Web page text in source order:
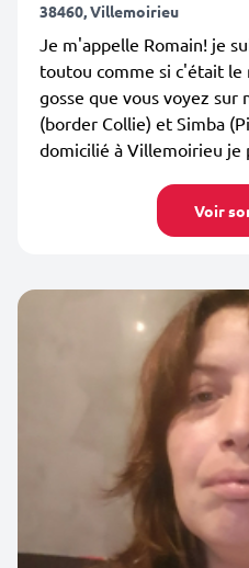
38460, Villemoirieu
Je m'appelle Romain! je
toutou comme si c'était le
gosse que vous voyez sur
(border Collie) et Simba
domicilié à Villemoirieu je
Voir